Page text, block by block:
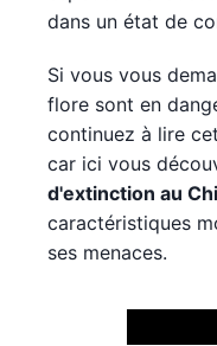
dans un état de
Si vous vous
flore sont en
continuez à lire
car ici vous
d'extinction au
caractéristiques
ses menaces.